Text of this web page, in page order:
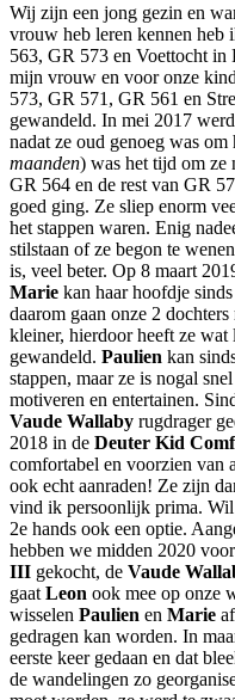
Wij zijn een jong gezin en
vrouw heb leren kennen
563, GR 573 en Voettocht in
mijn vrouw en voor onze
573, GR 571, GR 561 en
gewandeld. In mei 2017
nadat ze oud genoeg was
maanden) was het tijd om ze
GR 564 en de rest van GR
goed ging. Ze sliep enorm
het stappen waren. Enig
stilstaan of ze begon te
is, veel beter. Op 8 maart
Marie kan haar hoofdje
daarom gaan onze 2
kleiner, hierdoor heeft ze
gewandeld. Paulien kan
stappen, maar ze is nogal
motiveren en entertainen.
Vaude Wallaby rugdrager
2018 in de Deuter Kid
comfortabel en voorzien van
ook echt aanraden! Ze zijn
vind ik persoonlijk prima. Wil
2e hands ook een optie.
hebben we midden 2020
III gekocht, de Vaude
gaat Leon ook mee op onze
wisselen Paulien en Marie
gedragen kan worden. In
eerste keer gedaan en dat
de wandelingen zo